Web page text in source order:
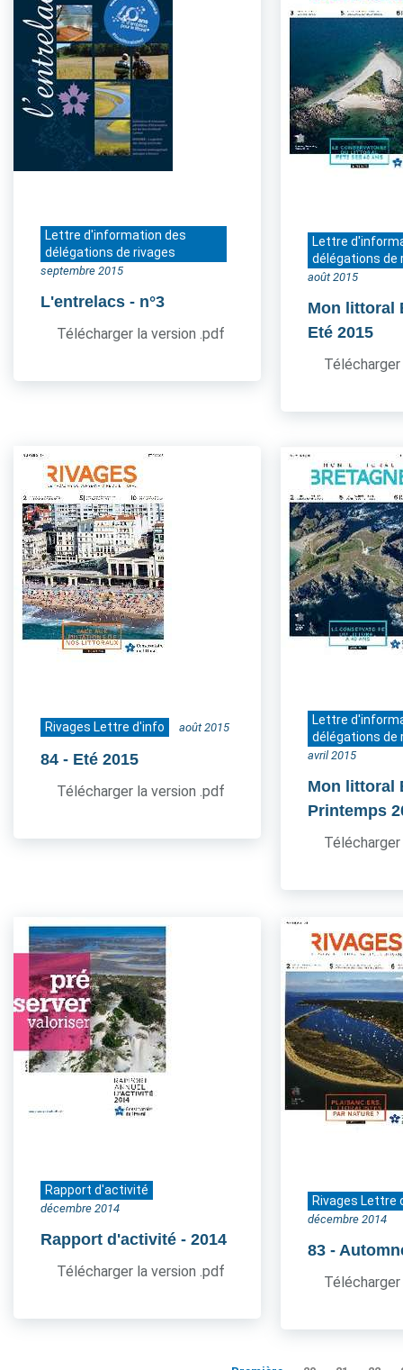
Lettre d'information des
délégations de rivages
septembre 2015
L'entrelacs - n°3
Télécharger la version .pdf
Lettre
délégations de
août 2015
Mon littoral
Eté 2015
Rivages Lettre d'info août 2015
84 - Eté 2015
Télécharger la version .pdf
Lettre
délégations de
avril 2015
Mon littoral
Printemps
Rapport d'activité
décembre 2014
Rapport d'activité - 2014
Télécharger la version .pdf
Rivages Lettre
décembre 2014
83 -